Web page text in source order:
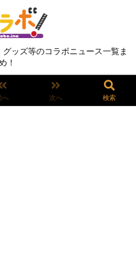
グッズ等のコラボニュース一覧ま
！
へ 次へ 検索